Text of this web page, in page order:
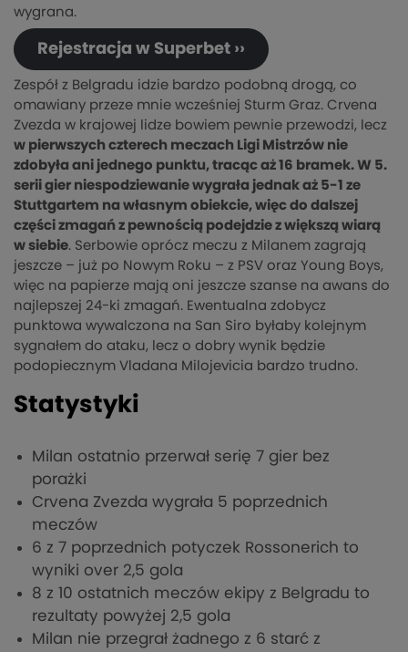
wygrana.
Rejestracja w Superbet ››
Zespół z Belgradu idzie bardzo podobną drogą, co
omawiany przeze mnie wcześniej Sturm Graz. Crvena
Zvezda w krajowej lidze bowiem pewnie przewodzi, lecz
w pierwszych czterech meczach Ligi Mistrzów nie
zdobyła ani jednego punktu, tracąc aż 16 bramek. W 5.
serii gier niespodziewanie wygrała jednak aż 5-1 ze
Stuttgartem na własnym obiekcie, więc do dalszej
części zmagań z pewnością podejdzie z większą wiarą
w siebie. Serbowie oprócz meczu z Milanem zagrają
jeszcze – już po Nowym Roku – z PSV oraz Young Boys,
więc na papierze mają oni jeszcze szanse na awans do
najlepszej 24-ki zmagań. Ewentualna zdobycz
punktowa wywalczona na San Siro byłaby kolejnym
sygnałem do ataku, lecz o dobry wynik będzie
podopiecznym Vladana Milojevicia bardzo trudno.
Statystyki
Milan ostatnio przerwał serię 7 gier bez
porażki
Crvena Zvezda wygrała 5 poprzednich
meczów
6 z 7 poprzednich potyczek Rossonerich to
wyniki over 2,5 gola
8 z 10 ostatnich meczów ekipy z Belgradu to
rezultaty powyżej 2,5 gola
Milan nie przegrał żadnego z 6 starć z